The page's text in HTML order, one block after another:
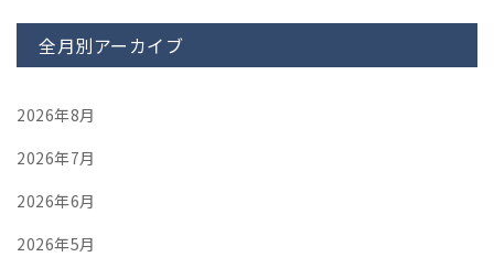
全月別アーカイブ
2026年8月
2026年7月
2026年6月
2026年5月